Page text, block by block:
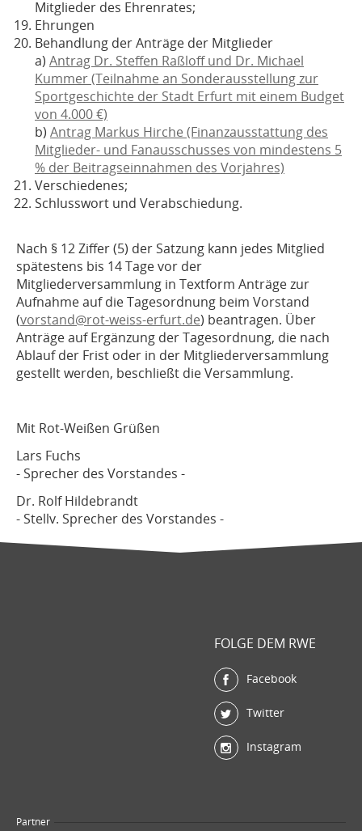
Mitglieder des Ehrenrates;
Ehrungen
Behandlung der Anträge der Mitglieder
a) Antrag Dr. Steffen Raßloff und Dr. Michael
Kummer (Teilnahme an Sonderausstellung zur
Sportgeschichte der Stadt Erfurt mit einem Budget
von 4.000 €)
b) Antrag Markus Hirche (Finanzausstattung des
Mitglieder- und Fanausschusses von mindestens 5
% der Beitragseinnahmen des Vorjahres)
Verschiedenes;
Schlusswort und Verabschiedung.
Nach § 12 Ziffer (5) der Satzung kann jedes Mitglied
spätestens bis 14 Tage vor der
Mitgliederversammlung in Textform Anträge zur
Aufnahme auf die Tagesordnung beim Vorstand
(vorstand@rot-weiss-erfurt.de) beantragen. Über
Anträge auf Ergänzung der Tagesordnung, die nach
Ablauf der Frist oder in der Mitgliederversammlung
gestellt werden, beschließt die Versammlung.
Mit Rot-Weißen Grüßen
Lars Fuchs
- Sprecher des Vorstandes -
Dr. Rolf Hildebrandt
- Stellv. Sprecher des Vorstandes -
FOLGE DEM RWE
Facebook
Twitter
Instagram
Partner